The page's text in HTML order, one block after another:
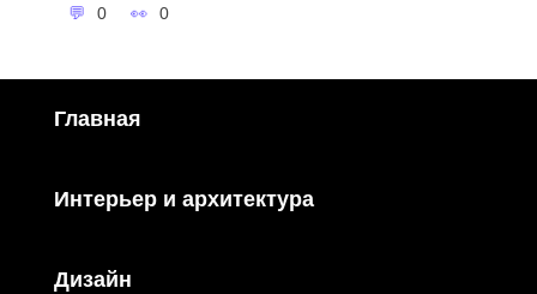
0 0
Главная
Интерьер и архитектура
Дизайн